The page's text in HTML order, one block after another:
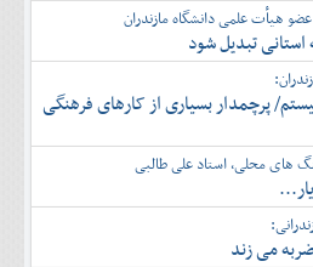
هیأت علمی دانشگاه مازندران
تبدیل شود
پرچمدار بسیاری از کارهای فرهنگی
های محلی، استاد علی طالبی
می زند